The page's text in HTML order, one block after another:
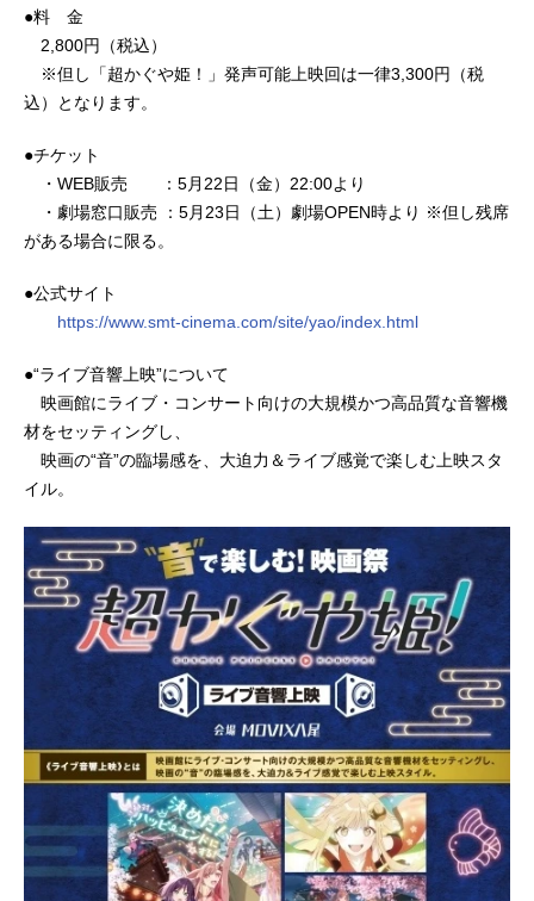
●料 金
2,800円（税込）
※但し「超かぐや姫！」発声可能上映回は一律3,300円（税
込）となります。
●チケット
・WEB販売 ：5月22日（金）22:00より
・劇場窓口販売 ：5月23日（土）劇場OPEN時より ※但し残席
がある場合に限る。
●公式サイト
https://www.smt-cinema.com/site/yao/index.html
●“ライブ音響上映”について
映画館にライブ・コンサート向けの大規模かつ高品質な音響機
材をセッティングし、
映画の“音”の臨場感を、大迫力＆ライブ感覚で楽しむ上映スタ
イル。